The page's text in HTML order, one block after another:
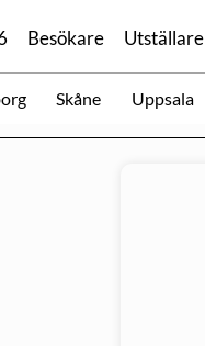
Besökare Utställare
Skåne Uppsala